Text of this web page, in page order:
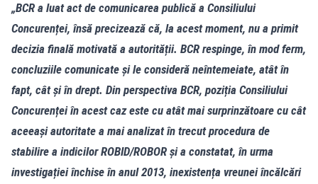
„BCR a luat act de comunicarea publică a Consiliului
Concurenței, însă precizează că, la acest moment, nu a primit
decizia finală motivată a autorității. BCR respinge, în mod ferm,
concluziile comunicate și le consideră neîntemeiate, atât în
fapt, cât și în drept. Din perspectiva BCR, poziția Consiliului
Concurenței în acest caz este cu atât mai surprinzătoare cu cât
aceeași autoritate a mai analizat în trecut procedura de
stabilire a indicilor ROBID/ROBOR și a constatat, în urma
investigației închise în anul 2013, inexistența vreunei încălcări